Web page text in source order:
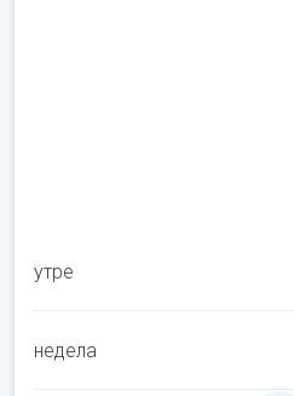
утре
недела